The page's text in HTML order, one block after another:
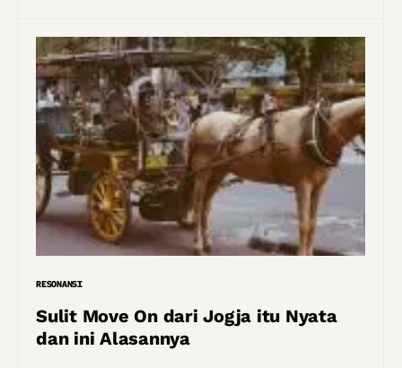
RESONANSI
Sulit Move On dari Jogja itu Nyata
dan ini Alasannya